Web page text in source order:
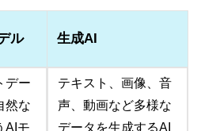
ル 生成AI
デー
然な
AIモ
テキスト、画像、音
声、動画など多様な
データを生成するAI